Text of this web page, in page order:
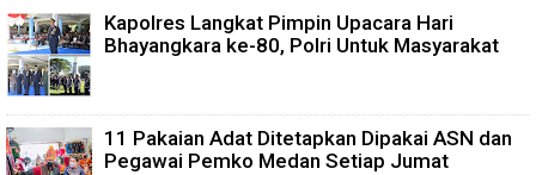
Kapolres Langkat Pimpin Upacara Hari
Bhayangkara ke-80, Polri Untuk Masyarakat
11 Pakaian Adat Ditetapkan Dipakai ASN dan
Pegawai Pemko Medan Setiap Jumat